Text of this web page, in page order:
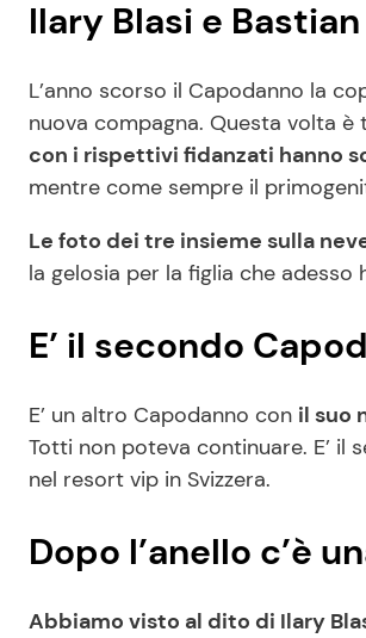
Ilary Blasi e
L’anno scorso il Capodanno la
nuova compagna. Questa volta è
con i rispettivi fidanzati hanno
mentre come sempre il
Le foto dei tre insieme sulla
la gelosia per la figlia che
E’ il secondo
E’ un altro Capodanno con il suo
Totti non poteva continuare. E’ il
nel resort vip in Svizzera.
Dopo l’anello c’è
Abbiamo visto al dito di Ilary